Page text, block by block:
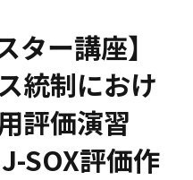
ター講座】
統制におけ
評価演習
SOX評価作